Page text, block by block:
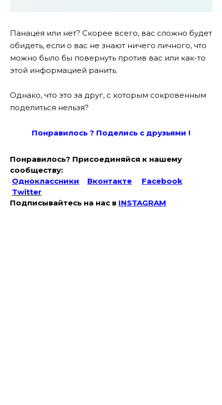
Панацея или нет? Скорее всего, вас сложно будет
обидеть, если о вас не знают ничего личного, что
можно было бы повернуть против вас или как-то
этой информацией ранить.
Однако, что это за друг, с которым сокровенным
поделиться нельзя?
Понравилось ? Поделись с друзьями !
Понравилось? Присоединяйся к нашему
сообществу:
Одноклассники
Вконтакте
Facebook
Twitter
Подписывайтесь на наc в INSTAGRAM